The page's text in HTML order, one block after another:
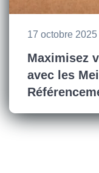
17 octobre 2025
Maximisez
avec les